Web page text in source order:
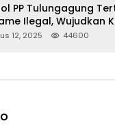
PP Tulungagung
Ilegal, Wujudkan
12, 2025 44600